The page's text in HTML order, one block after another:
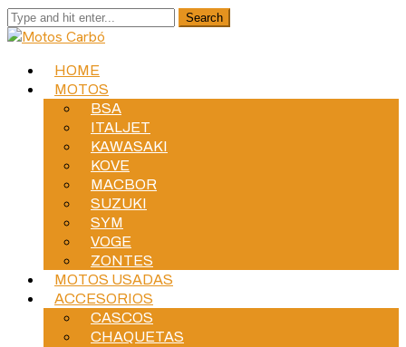
HOME
MOTOS
BSA
ITALJET
KAWASAKI
KOVE
MACBOR
SUZUKI
SYM
VOGE
ZONTES
MOTOS USADAS
ACCESORIOS
CASCOS
CHAQUETAS